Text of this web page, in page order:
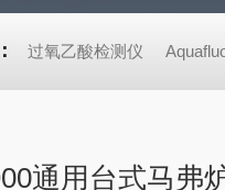
过氧乙酸检测仪
通用台式马弗